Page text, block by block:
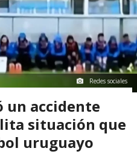
Redes sociales
un accidente
situación que
uruguayo